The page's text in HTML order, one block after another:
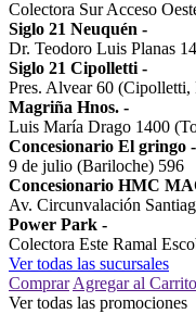
Colectora Sur Acceso
Siglo 21 Neuquén -
Dr. Teodoro Luis Planas
Siglo 21 Cipolletti -
Pres. Alvear 60
Magriña Hnos. -
Luis María Drago 1400
Concesionario El gringo -
9 de julio (Bariloche) 596
Concesionario HMC
Av. Circunvalación
Power Park -
Colectora Este Ramal
Ver todas las sucursales
Comprar Agregar al Carrito
Ver todas las promociones